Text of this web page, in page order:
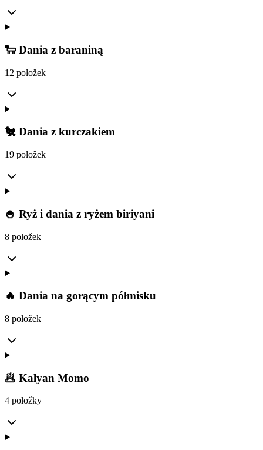
🐑 Dania z baraniną
12 položek
🐔 Dania z kurczakiem
19 položek
🍚 Ryż i dania z ryżem biriyani
8 položek
🔥 Dania na gorącym półmisku
8 položek
🥟 Kalyan Momo
4 položky